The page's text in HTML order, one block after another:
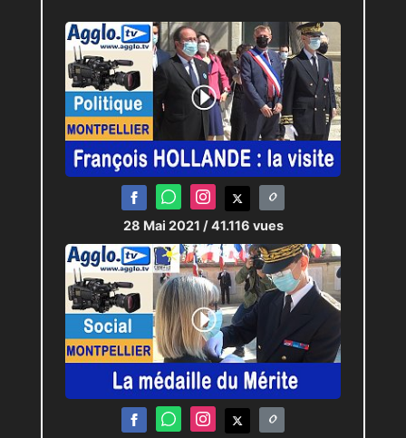
Cette fête fait toujours
l’unanimité auprès des locaux
et même des touristes, sans
oublier les enfants qui n’ont
pas été mis de côté.
Caméraman :Audric Brun,Stéphane
Sylvain Salvado
Monteur :Sylvain Salvado
28 Mai 2021 / 41.116 vues